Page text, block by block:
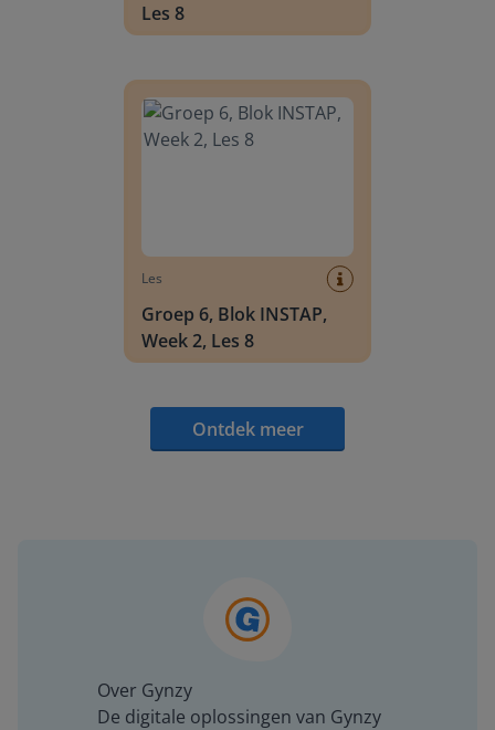
Les 8
Les
Groep 6, Blok INSTAP,
Week 2, Les 8
Ontdek meer
Over Gynzy
De digitale oplossingen van Gynzy